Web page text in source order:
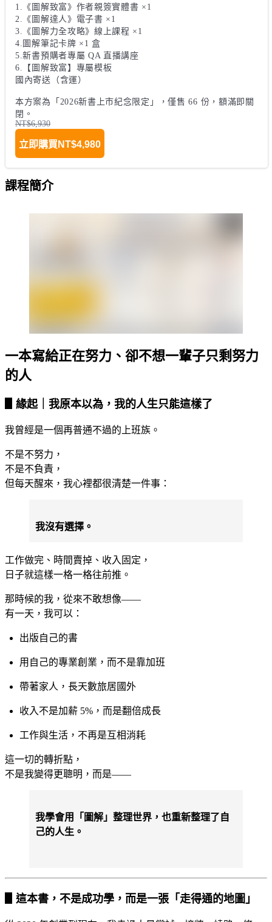
1.《圖解致富》作者親簽實體書 ×1
2.《圖解達人》電子書 ×1
3.《圖解力全攻略》線上課程 ×1
4.圖解筆記卡牌 ×1 盒
5.新書預購者專屬 QA 直播講座
6.【圖解致富】專屬模板
國內寄送（含運）
本方案為「2026新書上市紀念限定」，僅售 66 份，額滿即關
閉。
NT$6,930
立即購買 NT$4,980
課程簡介
一本寫給正在努力、卻不想一輩子只剩努力
的人
▋緣起｜我原本以為，我的人生只能這樣了
我曾經是一個再普通不過的上班族。
不是不努力，
不是不負責，
但每天醒來，我心裡都很清楚一件事：
我沒有選擇。
工作做完、時間賣掉、收入固定，
日子就這樣一格一格往前推。
那時候的我，從來不敢想像——
有一天，我可以：
出版自己的書
用自己的專業創業，而不是靠加班
帶著家人，長天數旅居國外
收入不是加薪 5%，而是翻倍成長
工作與生活，不再是互相消耗
這一切的轉折點，
不是我變得更聰明，而是——
我學會用「圖解」整理世界，也重新整理了自
己的人生。
▋這本書，不是成功學，而是一張「走得通的地圖」